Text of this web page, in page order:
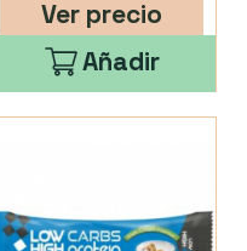
Ver precio
Añadir